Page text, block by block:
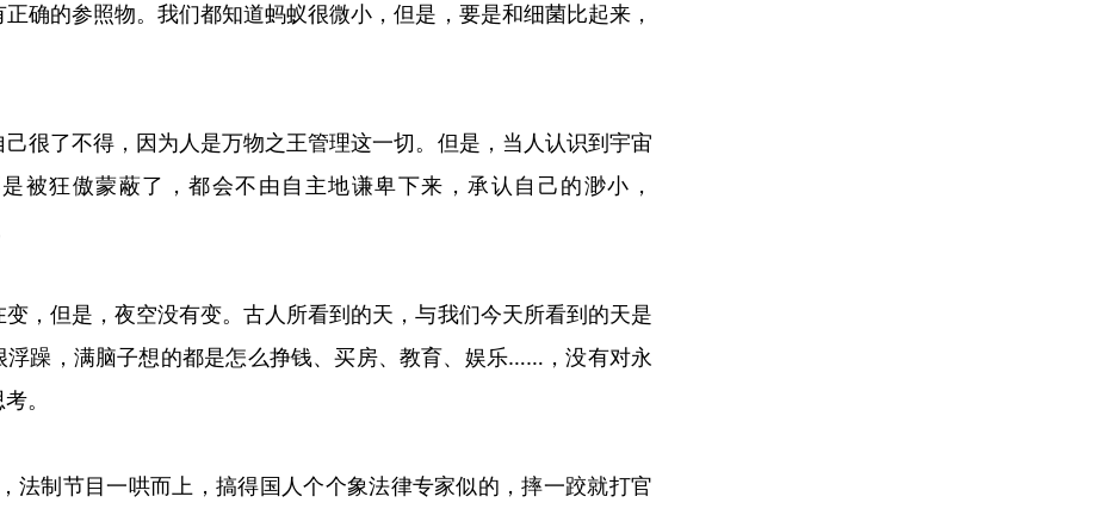
确的参照物。我们都知道蚂蚁很微小，但是，要是和细菌比起来，
很了不得，因为人是万物之王管理这一切。但是，当人认识到宇宙
被狂傲蒙蔽了，都会不由自主地谦卑下来，承认自己的渺小，
，但是，夜空没有变。古人所看到的天，与我们今天所看到的天是
躁，满脑子想的都是怎么挣钱、买房、教育、娱乐……，没有对永
。
法制节目一哄而上，搞得国人个个象法律专家似的，摔一跤就打官